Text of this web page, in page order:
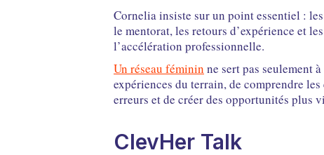
Cornelia insiste sur un point essentiel :
le mentorat, les retours d’expérience et
l’accélération professionnelle.
Un réseau féminin ne sert pas seulement
expériences du terrain, de comprendre
erreurs et de créer des opportunités plus
ClevHer Talk